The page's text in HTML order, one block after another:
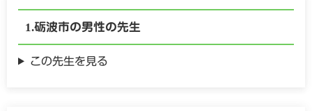
砺波市の男性の先生
この先生を見る